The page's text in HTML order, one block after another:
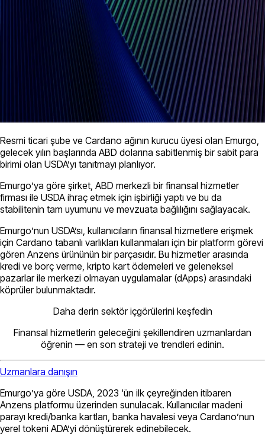
Resmi ticari şube ve Cardano ağının kurucu üyesi olan Emurgo,
gelecek yılın başlarında ABD dolarına sabitlenmiş bir sabit para
birimi olan USDA’yı tanıtmayı planlıyor.
Emurgo’ya göre şirket, ABD merkezli bir finansal hizmetler
firması ile USDA ihraç etmek için işbirliği yaptı ve bu da
stabilitenin tam uyumunu ve mevzuata bağlılığını sağlayacak.
Emurgo’nun USDA’sı, kullanıcıların finansal hizmetlere erişmek
için Cardano tabanlı varlıkları kullanmaları için bir platform görevi
gören Anzens ürününün bir parçasıdır. Bu hizmetler arasında
kredi ve borç verme, kripto kart ödemeleri ve geleneksel
pazarlar ile merkezi olmayan uygulamalar (dApps) arasındaki
köprüler bulunmaktadır.
Daha derin sektör içgörülerini keşfedin
Finansal hizmetlerin geleceğini şekillendiren uzmanlardan
öğrenin — en son strateji ve trendleri edinin.
Uzmanlara danışın
Emurgo’ya göre USDA, 2023 ‘ün ilk çeyreğinden itibaren
Anzens platformu üzerinden sunulacak. Kullanıcılar madeni
parayı kredi/banka kartları, banka havalesi veya Cardano’nun
yerel tokeni ADA’yi dönüştürerek edinebilecek.